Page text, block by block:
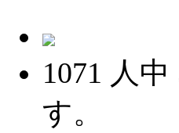
1071 人中
す。